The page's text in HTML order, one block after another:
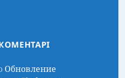
Обновление